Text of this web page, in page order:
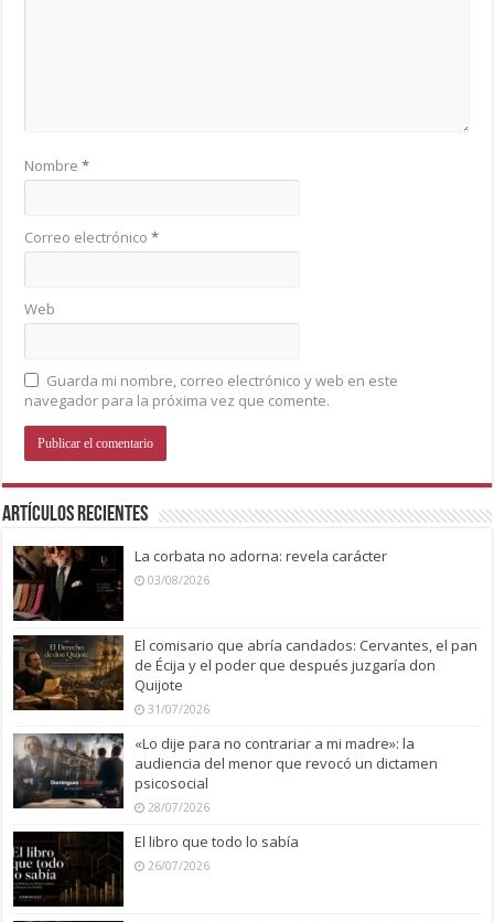
Nombre*
Correo electrónico*
Web
Guarda mi nombre, correo electrónico y web en este
navegador para la próxima vez que comente.
Artículos recientes
La corbata no adorna: revela carácter
03/08/2026
El comisario que abría candados: Cervantes, el pan
de Écija y el poder que después juzgaría don
Quijote
31/07/2026
«Lo dije para no contrariar a mi madre»: la
audiencia del menor que revocó un dictamen
psicosocial
28/07/2026
El libro que todo lo sabía
26/07/2026